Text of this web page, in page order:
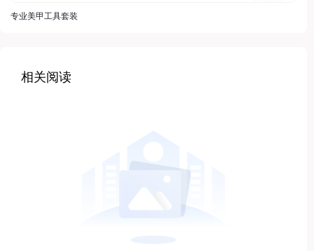
专业美甲工具套装
相关阅读